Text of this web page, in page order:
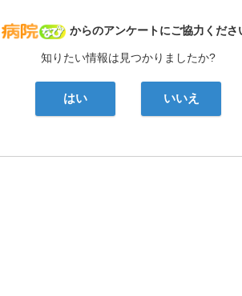
病院なび
からのアンケートにご協力くださ
知りたい情報は見つかりましたか?
はい いいえ